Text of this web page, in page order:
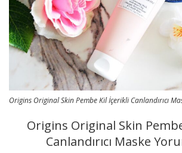
Origins Original Skin Pembe Kil İçerikli Canlandırıcı
Origins Original Skin
Canlandırıcı Maske